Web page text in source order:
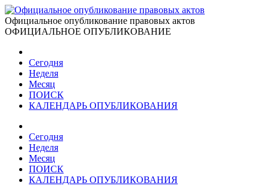
Официальное опубликование правовых актов
ОФИЦИАЛЬНОЕ ОПУБЛИКОВАНИЕ
Сегодня
Неделя
Месяц
ПОИСК
КАЛЕНДАРЬ ОПУБЛИКОВАНИЯ
Сегодня
Неделя
Месяц
ПОИСК
КАЛЕНДАРЬ ОПУБЛИКОВАНИЯ